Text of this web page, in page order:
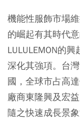
機能性服飾市場
的崛起有其時代
LULULEMON的
深化其強項。台
國，全球市占高
廠商東隆興及宏
隨之快速成長景象